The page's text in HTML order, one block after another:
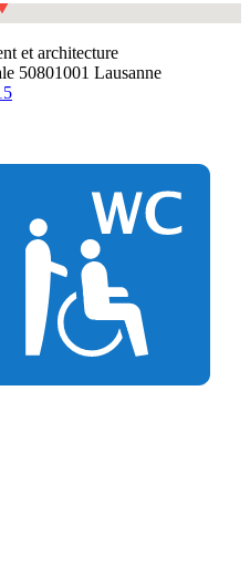
et architecture
50801001 Lausanne